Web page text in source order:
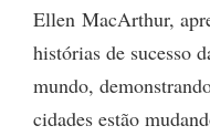
Ellen MacArthur,
histórias de sucesso
mundo,
cidades estão